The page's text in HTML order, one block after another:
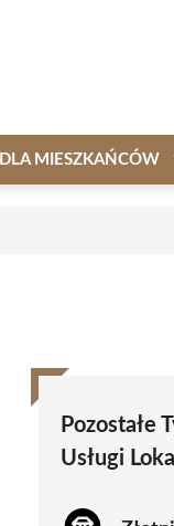
DLA MIESZKAŃCÓW
Pozostałe
Usługi